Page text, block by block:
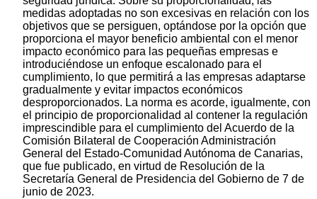
medidas adoptadas no son excesivas en relación con los
objetivos que se persiguen, optándose por la opción que
proporciona el mayor beneficio ambiental con el menor
impacto económico para las pequeñas empresas e
introduciéndose un enfoque escalonado para el
cumplimiento, lo que permitirá a las empresas adaptarse
gradualmente y evitar impactos económicos
desproporcionados. La norma es acorde, igualmente, con
el principio de proporcionalidad al contener la regulación
imprescindible para el cumplimiento del Acuerdo de la
Comisión Bilateral de Cooperación Administración
General del Estado-Comunidad Autónoma de Canarias,
que fue publicado, en virtud de Resolución de la
Secretaría General de Presidencia del Gobierno de 7 de
junio de 2023.